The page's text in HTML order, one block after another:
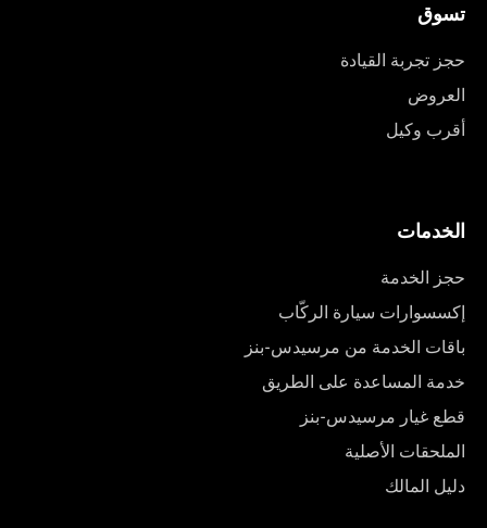
تسوق
حجز تجربة القيادة
العروض
أقرب وكيل
الخدمات
حجز الخدمة
إكسسوارات سيارة الركّاب
باقات الخدمة من مرسيدس-بنز
خدمة المساعدة على الطريق
قطع غيار مرسيدس-بنز
الملحقات الأصلية
دليل المالك